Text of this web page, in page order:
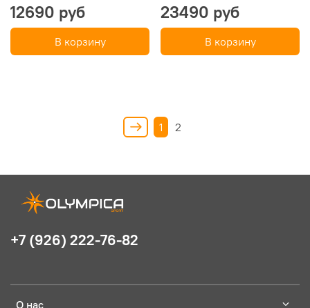
12690 руб
В корзину
23490 руб
В корзину
1 2
О нас
+7 (926) 222-76-82